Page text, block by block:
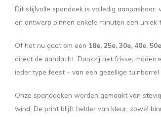
Dit stijlvolle spandoek is volledig
en ontwerp binnen enkele minuten een
Of het nu gaat om een 18e, 25e, 30e, 40e,
direct de aandacht. Dankzij het frisse,
ieder type feest – van een gezellige
Onze spandoeken worden gemaakt van
wind. De print blijft helder van kleur, zowel